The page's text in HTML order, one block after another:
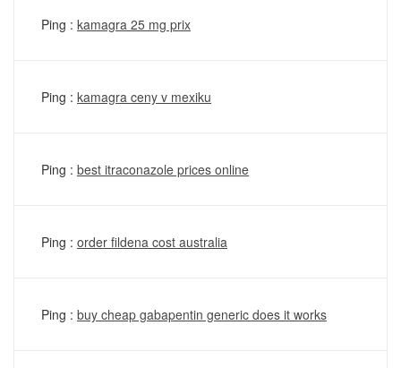
Ping : kamagra 25 mg prix
Ping : kamagra ceny v mexiku
Ping : best itraconazole prices online
Ping : order fildena cost australia
Ping : buy cheap gabapentin generic does it works